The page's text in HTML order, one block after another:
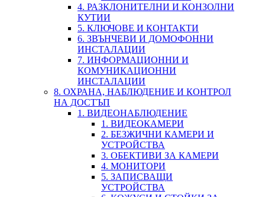
4. РАЗКЛОНИТЕЛНИ И КОНЗОЛНИ
КУТИИ
5. КЛЮЧОВЕ И КОНТАКТИ
6. ЗВЪНЧЕВИ И ДОМОФОННИ
ИНСТАЛАЦИИ
7. ИНФОРМАЦИОННИ И
КОМУНИКАЦИОННИ
ИНСТАЛАЦИИ
8. ОХРАНА, НАБЛЮДЕНИЕ И КОНТРОЛ
НА ДОСТЪП
1. ВИДЕОНАБЛЮДЕНИЕ
1. ВИДЕОКАМЕРИ
2. БЕЗЖИЧНИ КАМЕРИ И
УСТРОЙСТВА
3. ОБЕКТИВИ ЗА КАМЕРИ
4. МОНИТОРИ
5. ЗАПИСВАЩИ
УСТРОЙСТВА